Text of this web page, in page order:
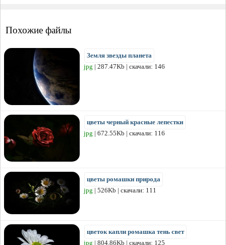
Похожие файлы
Земля звезды планета
jpg | 287.47Kb | скачали: 146
цветы черный красные лепестки
jpg | 672.55Kb | скачали: 116
цветы ромашки природа
jpg | 526Kb | скачали: 111
цветок капли ромашка тень свет
jpg | 804.86Kb | скачали: 125